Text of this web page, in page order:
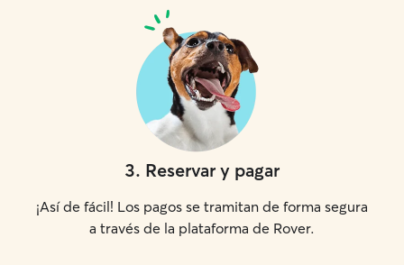
3. Reservar y pagar
¡Así de fácil! Los pagos se tramitan de forma segura
a través de la plataforma de Rover.